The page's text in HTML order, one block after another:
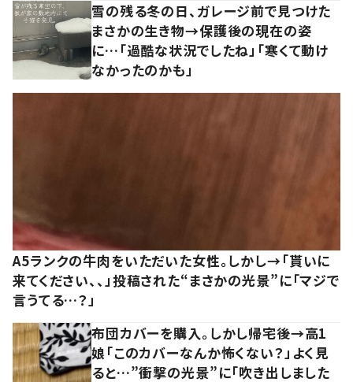
雪の残る冬の日、ガレージ前で見つけた
まさかの生き物→保護後の現在の姿
に…「過酷な状況でしたね」「寒くて動け
なかったのかも」
A5ランクの牛肉をいただいた女性。しかし→「貰いに
来てください、、」投稿された“まさかの光景”に「マジで
言うてる…？」
布団カバーを購入。しかし帰宅後→高1
娘「このカバーなんか怖くない？」よく見
ると…”衝撃の光景”に「吹き出しました